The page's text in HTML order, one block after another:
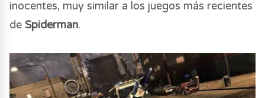
inocentes, muy similar a los juegos más recientes
de Spiderman.